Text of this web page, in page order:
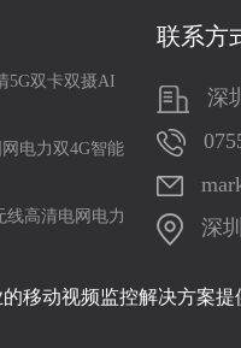
5G双卡双摄AI
电力双4G智能
线高清电网电力
联系方
深
深
移动视频监控解决方案